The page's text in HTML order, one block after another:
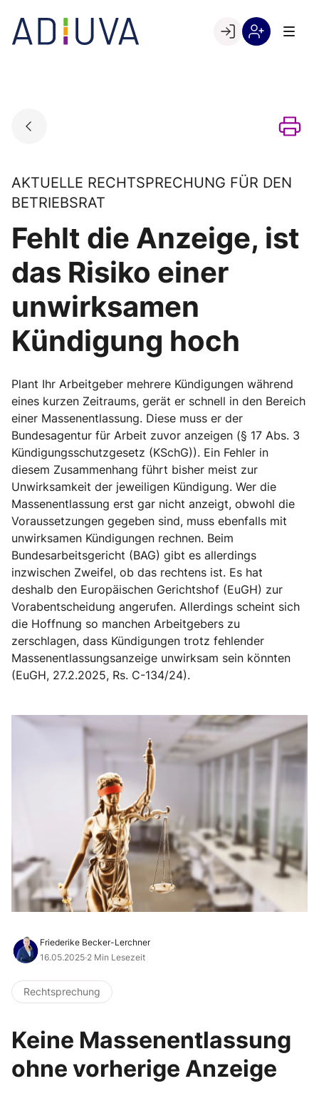
content
Go to landing page.
AKTUELLE RECHTSPRECHUNG FÜR DEN
BETRIEBSRAT
Fehlt die Anzeige, ist
das Risiko einer
unwirksamen
Kündigung hoch
Plant Ihr Arbeitgeber mehrere Kündigungen während
eines kurzen Zeitraums, gerät er schnell in den Bereich
einer Massenentlassung. Diese muss er der
Bundesagentur für Arbeit zuvor anzeigen (§ 17 Abs. 3
Kündigungsschutzgesetz (KSchG)). Ein Fehler in
diesem Zusammenhang führt bisher meist zur
Unwirksamkeit der jeweiligen Kündigung. Wer die
Massenentlassung erst gar nicht anzeigt, obwohl die
Voraussetzungen gegeben sind, muss ebenfalls mit
unwirksamen Kündigungen rechnen. Beim
Bundesarbeitsgericht (BAG) gibt es allerdings
inzwischen Zweifel, ob das rechtens ist. Es hat
deshalb den Europäischen Gerichtshof (EuGH) zur
Vorabentscheidung angerufen. Allerdings scheint sich
die Hoffnung so manchen Arbeitgebers zu
zerschlagen, dass Kündigungen trotz fehlender
Massenentlassungsanzeige unwirksam sein könnten
(EuGH, 27.2.2025, Rs. C-134/24).
Friederike Becker-Lerchner
16.05.2025·2 Min Lesezeit
Rechtsprechung
Keine Massenentlassung
ohne vorherige Anzeige